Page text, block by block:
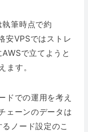
筆時点で約
安VPSではストレ
で立てようと
ます。
ドでの運用を考え
ェーンのデータは
ノード設定のこ